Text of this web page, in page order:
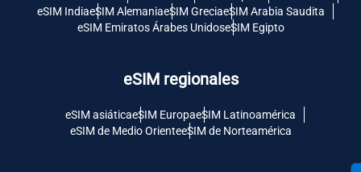
eSIM IndiaeSIM AlemaniaeSIM GreciaeSIM Arabia Saudita
eSIM Emiratos Árabes UnidoseSIM Egipto
eSIM regionales
eSIM asiáticaeSIM EuropaeSIM Latinoamérica
eSIM de Medio OrienteeSIM de Norteamérica